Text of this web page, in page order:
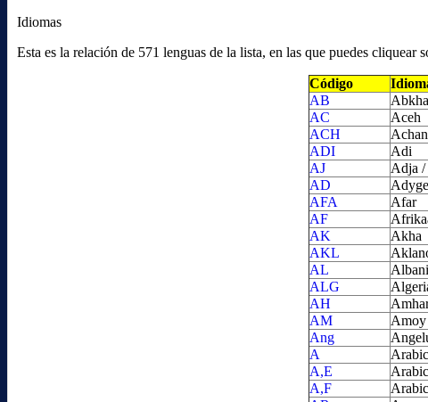
Idiomas
Esta es la relación de 571 lenguas de la lista, en las que puedes cliquear
Código
AB
AC
Aceh
ACH
ADI
Adi
AJ
Adja /
AD
AFA
Afar
AF
AK
Akha
AKL
AL
ALG
AH
AM
Amoy
Ang
A
Arabic
A,E
A,F